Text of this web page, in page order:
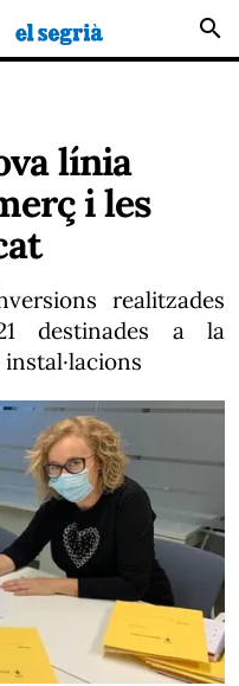
search
línia
i les
realitzades
destinades a la